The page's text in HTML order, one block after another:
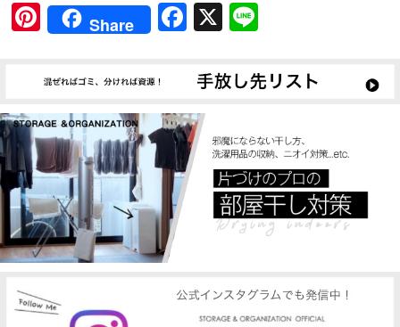
Pinterest
Share Facebook
X